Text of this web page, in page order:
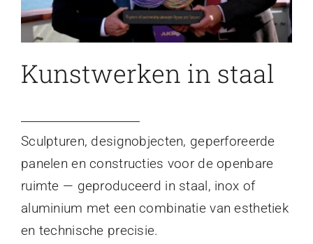
Kunstwerken in staal
Sculpturen, designobjecten, geperforeerde
panelen en constructies voor de openbare
ruimte — geproduceerd in staal, inox of
aluminium met een combinatie van esthetiek
en technische precisie.